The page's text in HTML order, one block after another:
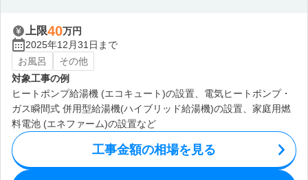
上限40万円
2025年12月31日まで
お風呂
その他
対象工事の例
ヒートポンプ給湯機 (エコキュート)の設置、電気ヒートポンプ・
ガス瞬間式 併用型給湯機(ハイブリッド給湯機)の設置、家庭用燃
料電池 (エネファーム)の設置など
工事金額の相場を見る